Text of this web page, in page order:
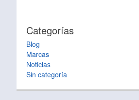
Categorías
Blog
Marcas
Noticias
Sin categoría